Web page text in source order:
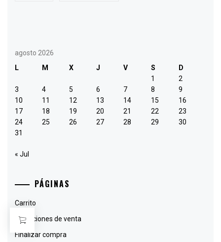
agosto 2026
L
M X J V S
D
1
2
3
4 5 6 7 8
9
10
11 12 13 14 15
16
17
18 19 20 21 22
23
24
25 26 27 28 29
30
31
« Jul
PÁGINAS
Carrito
Condiciones de venta
Finalizar compra